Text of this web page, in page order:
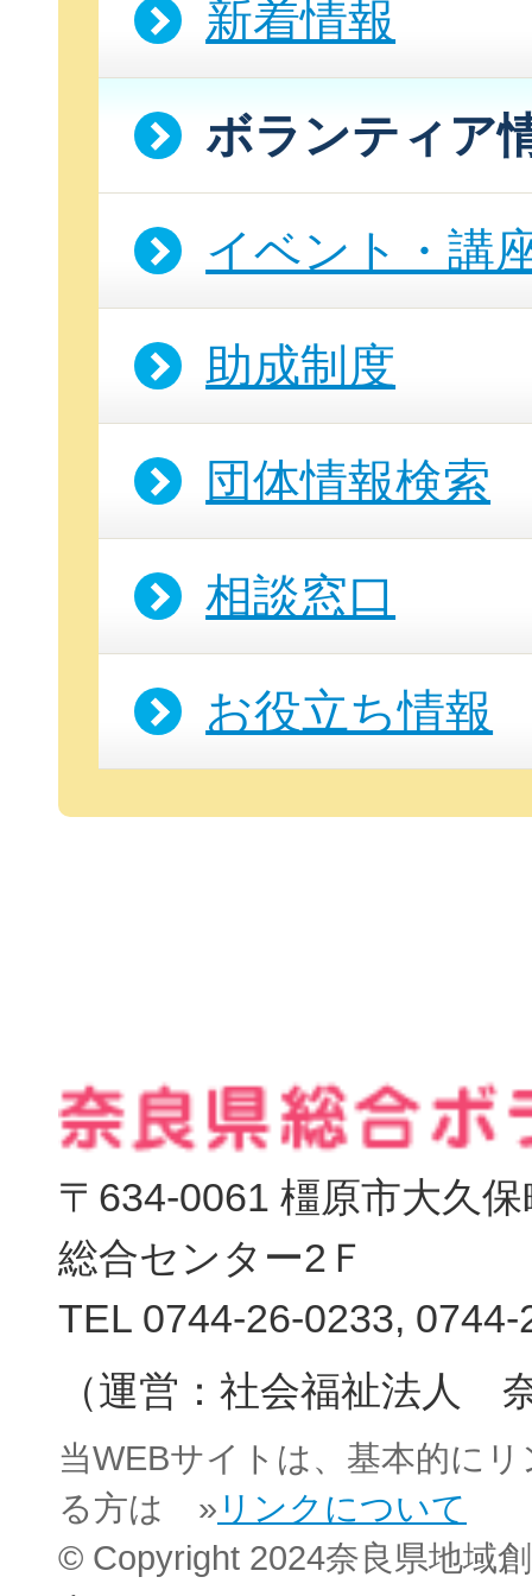
新着情報
ボランティア
イベント・講
助成制度
団体情報検索
相談窓口
お役立ち情報
〒634-0061 橿原市大久
総合センター2Ｆ
TEL 0744-26-0233, 0744-
（運営：社会福祉法人
当WEBサイトは、基本的に
る方は » リンクについて
© Copyright 2024奈良県地域